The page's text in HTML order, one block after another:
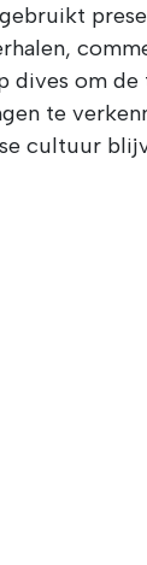
dives om de
te
cultuur